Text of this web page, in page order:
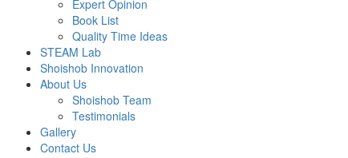
Expert Opinion
Book List
Quality Time Ideas
STEAM Lab
Shoishob Innovation
About Us
Shoishob Team
Testimonials
Gallery
Contact Us